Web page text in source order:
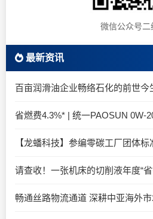
微信公众号二
最新资讯
百亩润滑油企业畅络石化的前世今
省燃费4.3%* | 统一PAOSUN 0W-
请查收！一张机床的切削液年度“